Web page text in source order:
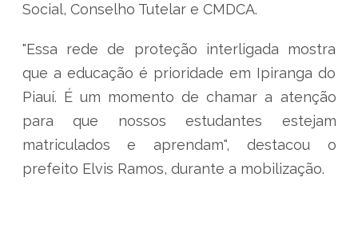
Social, Conselho Tutelar e CMDCA.
"Essa rede de proteção interligada mostra
que a educação é prioridade em Ipiranga do
Piauí. É um momento de chamar a atenção
para que nossos estudantes estejam
matriculados e aprendam", destacou o
prefeito Elvis Ramos, durante a mobilização.